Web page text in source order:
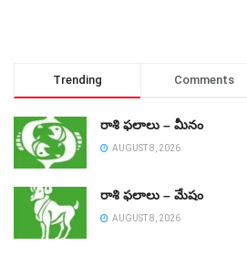
Trending Comments
రాశి ఫలాలు – మీనం
AUGUST 8, 2026
రాశి ఫలాలు – మేషం
AUGUST 8, 2026